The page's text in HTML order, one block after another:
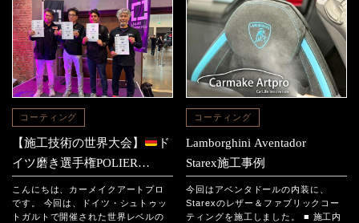
コーティング
【施工技術の世界大会】
ド
イツ磨き選手権POLIER
MEISTER SCHAFT2025に参
加｜日本チームの結果と現地
こんにちは、カーメイクアートプロ
です。 今回は、ドイツ・シュトゥッ
トガルトで開催された世界レベルの
コーティング
Lamborghini Aventador
Starex施工事例
今回はアベンタドールの内装に、
Starexのレザー＆ファブリックコー
ティングを施工しました。 ■ 施工内